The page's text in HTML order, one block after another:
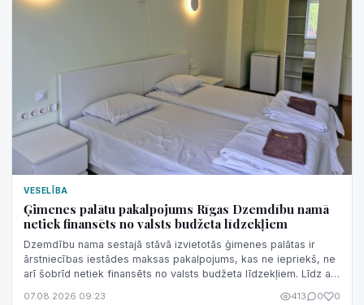
VESELĪBA
Ģimenes palātu pakalpojums Rīgas Dzemdību namā
netiek finansēts no valsts budžeta līdzekļiem
Dzemdību nama sestajā stāvā izvietotās ģimenes palātas ir
ārstniecības iestādes maksas pakalpojums, kas ne iepriekš, ne
arī šobrīd netiek finansēts no valsts budžeta līdzekļiem. Līdz ar
07.08.2026 09:23 413 0 0